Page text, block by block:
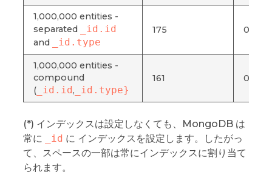
1,000,000 entities -
separated
_id.id
and _id.type
175 0.088
1,000,000 entities -
compound
(_id.id, _id.type}
161 0.079
(*) インデックスは設定しなくても、MongoDB は
常に
_id に インデックスを設定します。したがっ
て、スペースの一部は常にインデックスに割り当て
られます。